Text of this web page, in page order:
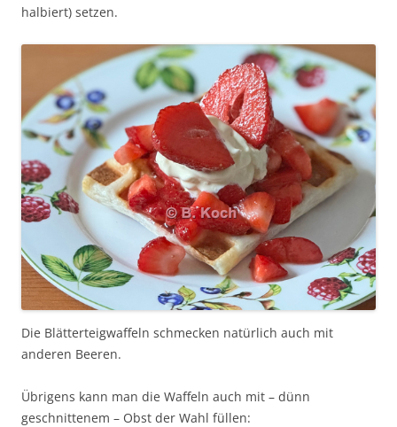
halbiert) setzen.
Die Blätterteigwaffeln schmecken natürlich auch mit
anderen Beeren.
Übrigens kann man die Waffeln auch mit – dünn
geschnittenem – Obst der Wahl füllen: